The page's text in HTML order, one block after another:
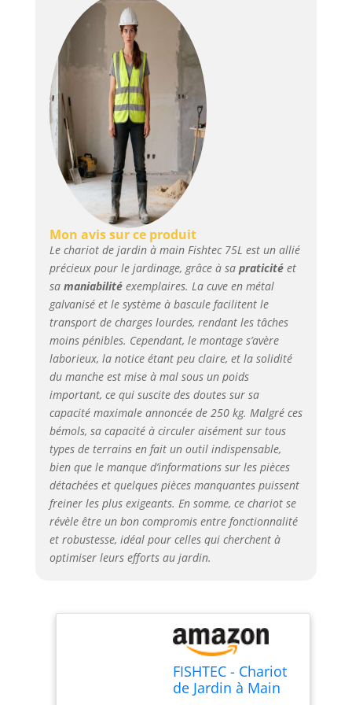
chariot 4 roues
bénéficie d’une benne
basculante afin de
vider votre terre par
exemple sans effort. 🌿
SOLIDE - La Brouette
Jardin est fabriqué en
métal Galvanisé et en
Acier. La cuve ne
rouillera pas. Enfin
une brouette solide et
de qualité pour tous
vos travaux de jardin.
🌿 INDISPENSABLE - La
brouette 4 roues est
un outil indispensable
pour jardiner, et éviter
de porter des charges
lourdes. Grâce a son
long manche vous
aller pouvoir la
déplacer facilement
sans effort. Elle est
adapté avec tout type
de terrain. Les roues
tourne en même
temps que le manche
ce qui vous permet de
tourner la brouette
facilement. 🌿
CARACTERISTIQUES -
Capacité 75 Litres -
Charge maximale 250
kg - Poids : 16 kg -
- Garantie 2 ans
Mon avis sur ce produit
Le chariot de jardin à main Fishtec 75L est un allié
précieux pour le jardinage, grâce à sa praticitéet
sa maniabilitéexemplaires. La cuve en métal
galvanisé et le système à bascule facilitent le
transport de charges lourdes, rendant les tâches
moins pénibles. Cependant, le montage s’avère
laborieux, la notice étant peu claire, et la solidité
du manche est mise à mal sous un poids
important, ce qui suscite des doutes sur sa
capacité maximale annoncée de 250 kg. Malgré ces
bémols, sa capacité à circuler aisément sur tous
types de terrains en fait un outil indispensable,
bien que le manque d’informations sur les pièces
détachées et quelques pièces manquantes puissent
freiner les plus exigeants. En somme, ce chariot se
révèle être un bon compromis entre fonctionnalité
et robustesse, idéal pour celles qui cherchent à
optimiser leurs efforts au jardin.
FISHTEC - Chariot
de Jardin à Main